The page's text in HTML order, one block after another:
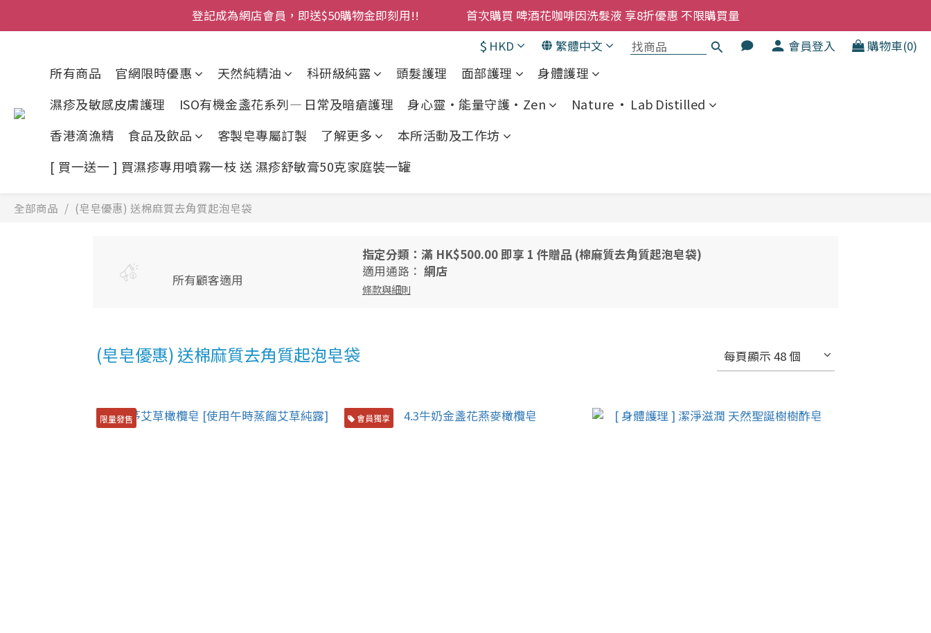
登記成為網店會員，即送$50購物金即刻用!!                 首次購買 啤酒花咖啡因洗髮液 享8折優惠 不限購買量
登記成為網店會員，即送$50購物金即刻用!!                 首次購買 啤酒花咖啡因洗髮液 享8折優惠 不限購買量
網店會員一年內累積消費 $4500 即刻變身 VIP 全年正價貨 85 折，幫朋友買大家一齊抵 !!
今期優惠!! 濕疹救星 濕疹專用噴霧 買一枝送一件 50克裝 濕疹舒敏膏   幼兒適用
登記成為網店會員，即送$50購物金即刻用!!                 首次購買 啤酒花咖啡因洗髮液 享8折優惠 不限購買量
$ HKD 繁體中文 會員登入 購物車(0)
所有商品 官網限時優惠 天然純精油 科研級純露 頭髮護理 面部護理
身體護理
濕疹及敏感皮膚護理
ISO有機金盞花系列— 日常及暗瘡護理 身心靈・能量守護・Zen
Nature • Lab Distilled
香港滴漁精
食品及飲品 客製皂專屬訂製 了解更多
本所活動及工作坊
[ 買一送一 ] 買濕疹專用噴霧一枝 送 濕疹舒敏膏50克家庭裝一罐
全部商品 (皂皂優惠) 送棉麻質去角質起泡皂袋
所有顧客適用
指定分類：滿 HK$500.00 即享 1 件贈品 (棉麻質去角質起泡皂袋)
適用通路： 網店
條款與細則
(皂皂優惠) 送棉麻質去角質起泡皂袋 每頁顯示 48 個
限量發售 會員獨享